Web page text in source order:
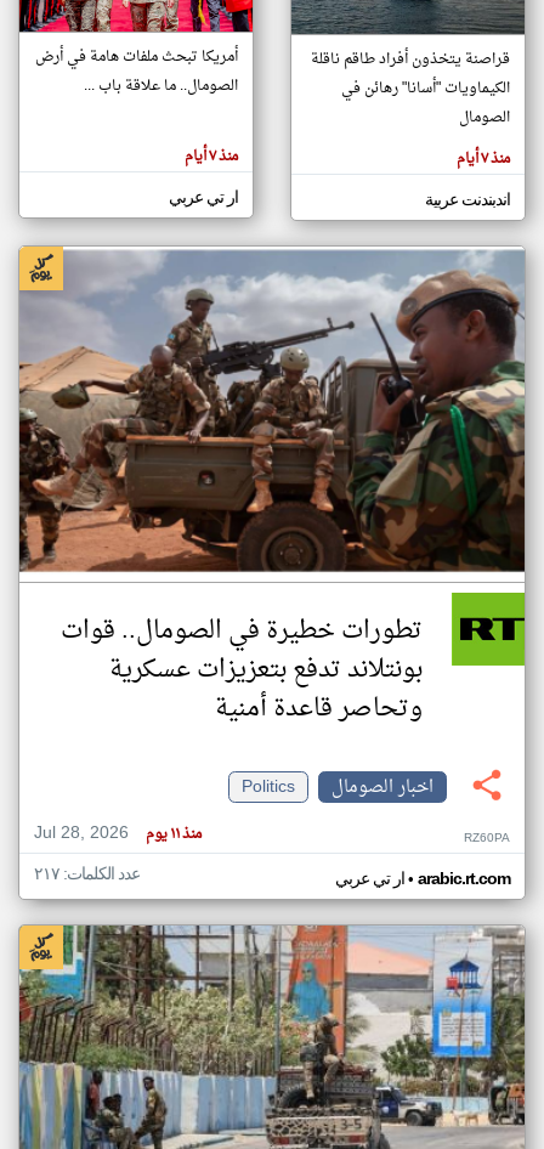
تغيير الدولة
اخبار الصومال على مدار الساعة
أهم اخبار الصومال العاجلة والمباشرة
المقالات
هنا عن
وجهة
كاتبيها.
قراصنة يتخذون أفراد طاقم ناقلة
الكيماويات "أسانا" رهائن في
الصومال
منذ ٧ أيام
اندبندنت عربية
أمريكا تبحث ملفات هامة في أرض
الصومال.. ما علاقة باب ...
منذ ٧ أيام
ار تي عربي
تطورات خطيرة في الصومال.. قوات
بونتلاند تدفع بتعزيزات عسكرية
وتحاصر قاعدة أمنية
اخبار الصومال
Politics
Jul 28, 2026
منذ ١١ يوم RZ60PA
ار تي عربي• arabic.rt.com عدد الكلمات: ٢١٧
klyoum.com